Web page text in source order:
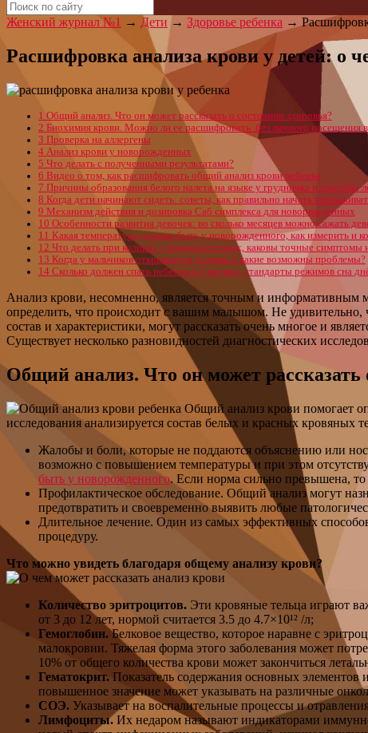
Женский журнал №1 → Дети → Здоровье ребенка →
Расшифровка анализа крови у детей: о
1 Общий анализ. Что он может рассказать о состоянии здоровья?
2 Биохимия крови. Можно ли ее расшифровать без личного посещения
3 Проверка на аллергены
4 Анализ крови у новорожденных
5 Что делать с полученными результатами?
6 Видео о том, как расшифровать общий анализ крови ребенка
7 Причины образования белого налета на языке у грудничка и способы
8 Когда дети начинают сидеть: советы, как правильно начать
9 Механизм действия и дозировка Саб симплекса для новорожденных
10 Особенности развития девочек: во сколько месяцев можно сажать
11 Какая температура должна быть у новорожденного, как измерить и
12 Что делать при коликах у новорожденных, каковы точные симптомы
13 Когда у мальчиков открывается головка и какие возможны проблемы?
14 Сколько должен спать ребёнок в 2 месяца: стандарты режимов сна
Анализ крови, несомненно, является точным и информативным
определить, что происходит с вашим малышом. Не удивительно,
состав и характеристики, могут рассказать очень многое и
Существует несколько разновидностей диагностических
Общий анализ. Что он может рассказать
Общий анализ крови помогает
исследования анализируется состав белых и красных кровяных
Жалобы и боли, которые не поддаются объяснению или
возможно с повышением температуры и при этом
быть у новорожденного. Если норма сильно превышена, то
Профилактическое обследование. Общий анализ могут
предотвратить и своевременно выявить любые
Длительное лечение. Один из самых эффективных
процедуру.
Что можно увидеть благодаря общему анализу крови?
Количество эритроцитов. Эти кровяные тельца играют
от 3 до 12 лет, нормой считается 3.5 до 4.7×10¹² /л;
Гемоглобин.Белковое вещество, которое наравне с
малокровии. Тяжелая форма этого заболевания может
10% от общего количества крови может закончиться
Гематокрит. Показатель содержания основных
повышенное значение может указывать на различные
СОЭ. Указывает на воспалительные процессы и
Лимфоциты. Их недаром называют индикаторами